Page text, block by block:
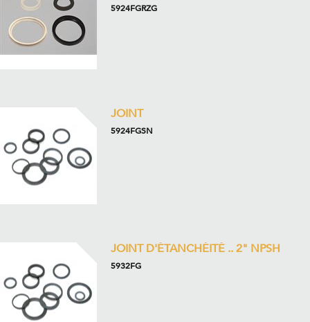
5924FGRZG
JOINT
5924FGSN
JOINT D'ÉTANCHÉITÉ .. 2" NPSH
5932FG